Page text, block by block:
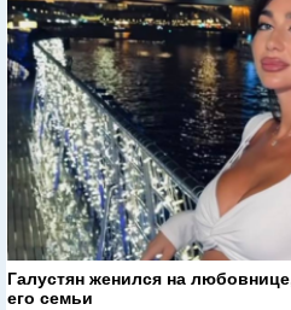
Галустян женился на
его семьи